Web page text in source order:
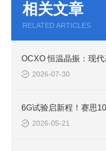
相关文章
RELATED ARTICLES
2026-07-30
2026-05-21